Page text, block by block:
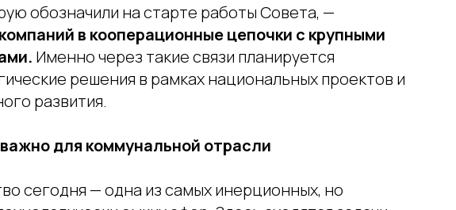
обозначили на старте работы Совета, —
в кооперационные цепочки с крупными
Именно через такие связи планируется
решения в рамках национальных проектов и
развития.
для коммунальной отрасли
сегодня — одна из самых инерционных, но